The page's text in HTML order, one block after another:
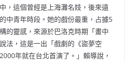
這個曾經是上海灘名妓，後來遠
中青年時段。她的戲份最重，占據5
的靈感，來源於巴洛克時期「畫中
法，這是一出「戲劇的《盜夢空
年就在台北首演了。」賴導說，